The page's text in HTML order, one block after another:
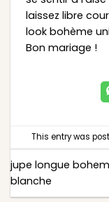
laissez libre
look bohème
Bon mariage !
This entry was
jupe longue
blanche